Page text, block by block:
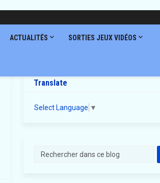
ACTUALITÉS SORTIES JEUX VIDÉOS
Translate
Select Language ▼